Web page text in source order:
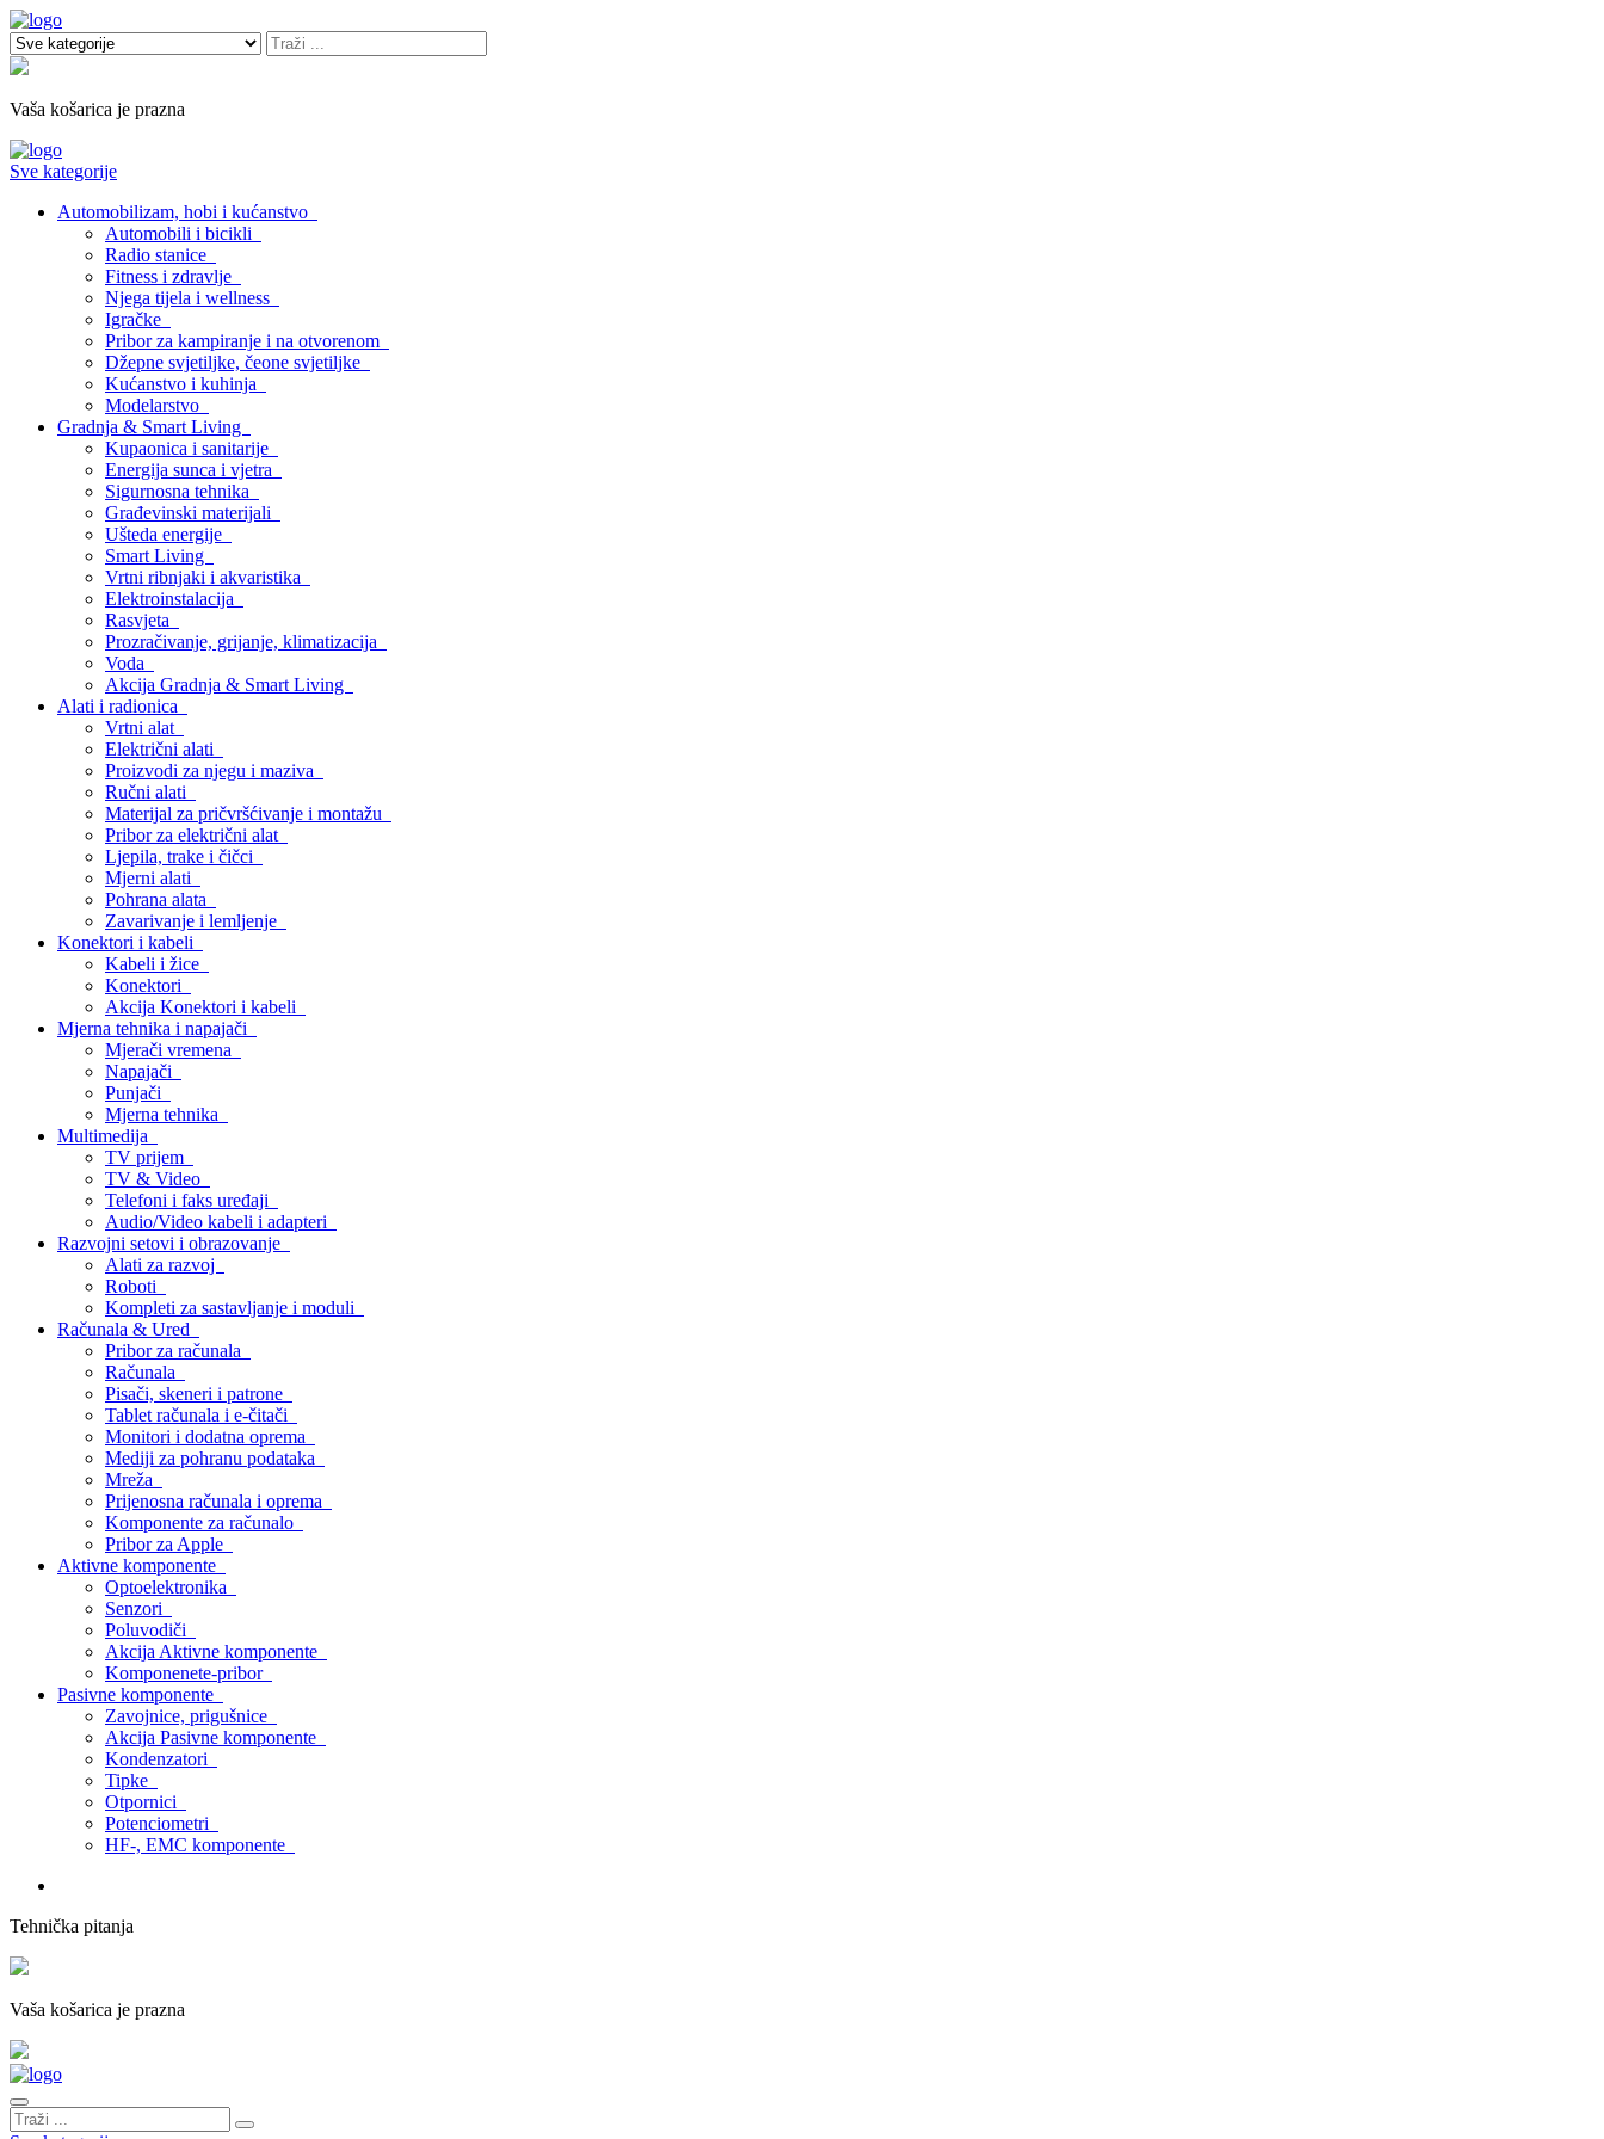
Vaša košarica je prazna
Sve kategorije
Automobilizam, hobi i kućanstvo
Automobili i bicikli
Radio stanice
Fitness i zdravlje
Njega tijela i wellness
Igračke
Pribor za kampiranje i na otvorenom
Džepne svjetiljke, čeone svjetiljke
Kućanstvo i kuhinja
Modelarstvo
Gradnja & Smart Living
Kupaonica i sanitarije
Energija sunca i vjetra
Sigurnosna tehnika
Građevinski materijali
Ušteda energije
Smart Living
Vrtni ribnjaki i akvaristika
Elektroinstalacija
Rasvjeta
Prozračivanje, grijanje, klimatizacija
Voda
Akcija Gradnja & Smart Living
Alati i radionica
Vrtni alat
Električni alati
Proizvodi za njegu i maziva
Ručni alati
Materijal za pričvršćivanje i montažu
Pribor za električni alat
Ljepila, trake i čičci
Mjerni alati
Pohrana alata
Zavarivanje i lemljenje
Konektori i kabeli
Kabeli i žice
Konektori
Akcija Konektori i kabeli
Mjerna tehnika i napajači
Mjerači vremena
Napajači
Punjači
Mjerna tehnika
Multimedija
TV prijem
TV & Video
Telefoni i faks uređaji
Audio/Video kabeli i adapteri
Razvojni setovi i obrazovanje
Alati za razvoj
Roboti
Kompleti za sastavljanje i moduli
Računala & Ured
Pribor za računala
Računala
Pisači, skeneri i patrone
Tablet računala i e-čitači
Monitori i dodatna oprema
Mediji za pohranu podataka
Mreža
Prijenosna računala i oprema
Komponente za računalo
Pribor za Apple
Aktivne komponente
Optoelektronika
Senzori
Poluvodiči
Akcija Aktivne komponente
Komponenete-pribor
Pasivne komponente
Zavojnice, prigušnice
Akcija Pasivne komponente
Kondenzatori
Tipke
Otpornici
Potenciometri
HF-, EMC komponente
Tehnička pitanja
Vaša košarica je prazna